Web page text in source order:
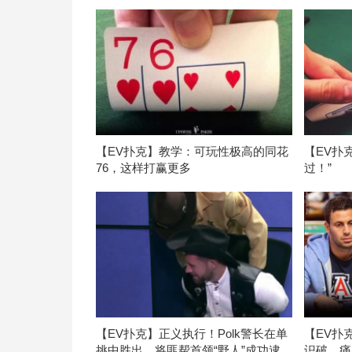
【EV扑克】教学：可玩性极高的同花
76，这样打赢更多
【EV扑
过！”
【EV扑克】正义执行！Polk警长在单
【EV扑